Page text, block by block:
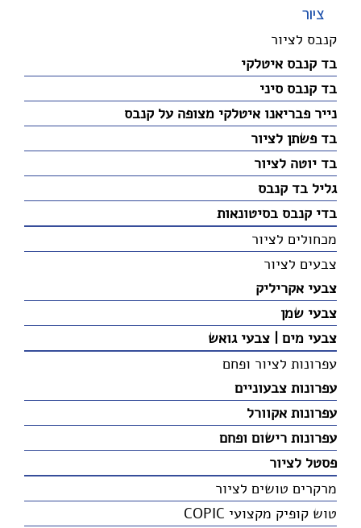
ציור
קנבס לציור
בד קנבס איטלקי
בד קנבס סיני
נייר פבריאנו איטלקי מצופה על קנבס
בד פשתן לציור
בד יוטה לציור
גליל בד קנבס
בדי קנבס בסיטונאות
מכחולים לציור
צבעים לציור
צבעי אקריליק
צבעי שמן
צבעי מים | צבעי גואש
עפרונות לציור ופחם
עפרונות צבעוניים
עפרונות אקוורל
עפרונות רישום ופחם
פסטל לציור
מרקרים טושים לציור
טוש קופיק מקצועי COPIC